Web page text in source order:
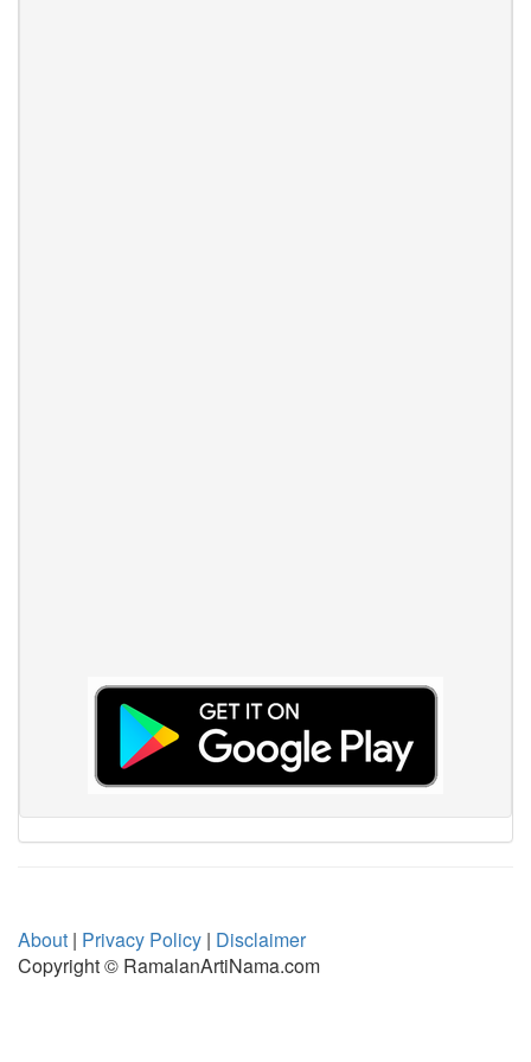
About | Privacy Policy | Disclaimer
Copyright © RamalanArtiNama.com